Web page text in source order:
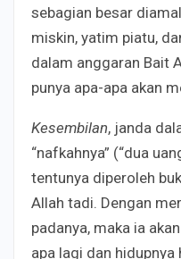
sebagian besar
miskin, yatim piatu,
dalam anggaran Bait
punya apa-apa akan
Kesembilan, janda
“nafkahnya” (“dua
tentunya diperoleh
Allah tadi. Dengan
padanya, maka ia
apa lagi dan